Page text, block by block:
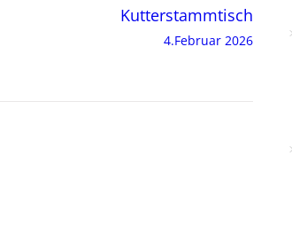
Kutterstammtisch
4.Februar 2026